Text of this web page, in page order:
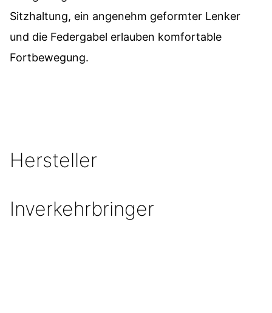
Sitzhaltung, ein angenehm geformter Lenker
und die Federgabel erlauben komfortable
Fortbewegung.
Hersteller
Inverkehrbringer